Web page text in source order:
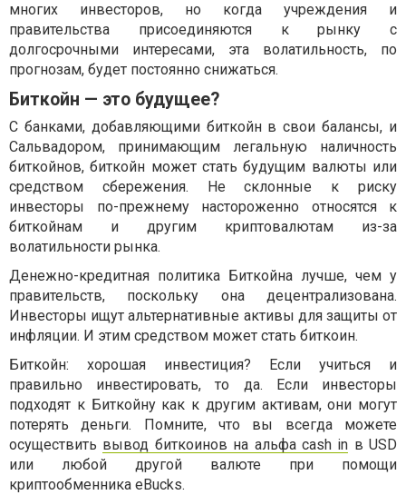
многих инвесторов, но когда учреждения и
правительства присоединяются к рынку с
долгосрочными интересами, эта волатильность, по
прогнозам, будет постоянно снижаться.
Биткойн — это будущее?
С банками, добавляющими биткойн в свои балансы, и
Сальвадором, принимающим легальную наличность
биткойнов, биткойн может стать будущим валюты или
средством сбережения. Не склонные к риску
инвесторы по-прежнему настороженно относятся к
биткойнам и другим криптовалютам из-за
волатильности рынка.
Денежно-кредитная политика Биткойна лучше, чем у
правительств, поскольку она децентрализована.
Инвесторы ищут альтернативные активы для защиты от
инфляции. И этим средством может стать биткоин.
Биткойн: хорошая инвестиция? Если учиться и
правильно инвестировать, то да. Если инвесторы
подходят к Биткойну как к другим активам, они могут
потерять деньги. Помните, что вы всегда можете
осуществить вывод биткоинов на альфа cash in в USD
или любой другой валюте при помощи
криптообменника eBucks.